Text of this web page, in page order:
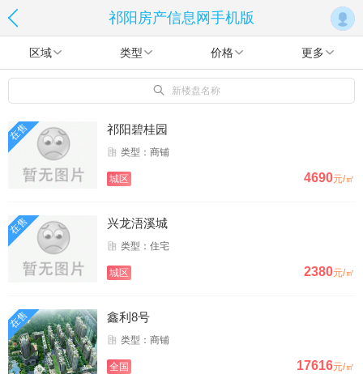
祁阳房产信息网手机版
区域 类型 价格 更多
新楼盘名称
在售 祁阳碧桂园
类型：商铺
城区 4690元/㎡
在售 兴龙浯溪城
类型：住宅
城区 2380元/㎡
在售 鑫利8号
类型：商铺
全国 17616元/㎡